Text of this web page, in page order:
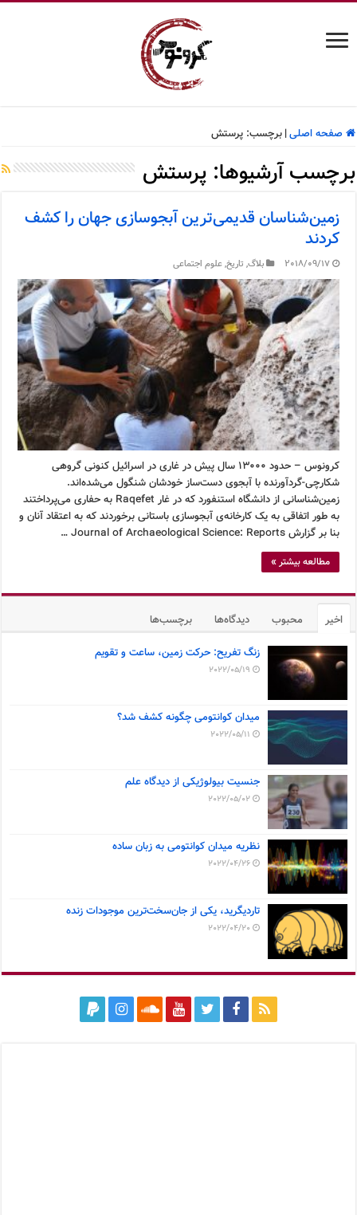
صفحه اصلی| برچسب:پرستش
برچسب آرشیوها: پرستش
زمین‌شناسان قدیمی‌ترین آبجوسازی جهان را کشف
کردند
2018/09/17 بلاگ, تاریخ,علوم اجتماعی
کرونوس – حدود ۱۳۰۰۰ سال پیش در غاری در اسرائیل کنونی گروهی
شکارچی-گردآورنده با آبجوی دست‌ساز خودشان شنگول می‌شده‌اند.
زمین‌شناسانی از دانشگاه استنفورد که در غار Raqefet به حفاری می‌پرداختند
به طور اتفاقی به یک کارخانه‌ی آبجوسازی باستانی برخوردند که به اعتقاد آنان و
بنا بر گزارش Journal of Archaeological Science: Reports …
مطالعه بیشتر »
اخیر محبوب دیدگاه‌ها برچسب‌ها
زنگ تفریح: حرکت زمین، ساعت و تقویم
2022/05/19
میدان کوانتومی چگونه کشف شد؟
2022/05/11
جنسیت بیولوژیکی از دیدگاه علم
2022/05/02
نظریه میدان کوانتومی به زبان ساده
2022/04/26
تاردیگرید، یکی از جان‌سخت‌ترین موجودات زنده
2022/04/20